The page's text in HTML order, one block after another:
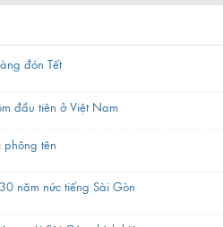
đón Tết
đầu tiên ở Việt Nam
phông tên
năm nức tiếng Sài Gòn